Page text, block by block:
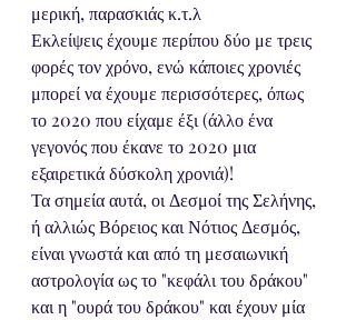
μερική, παρασκιάς κ.τ.λ
Εκλείψεις έχουμε περίπου δύο με τρεις
φορές τον χρόνο, ενώ κάποιες χρονιές
μπορεί να έχουμε περισσότερες, όπως
το 2020 που είχαμε έξι (άλλο ένα
γεγονός που έκανε το 2020 μια
εξαιρετικά δύσκολη χρονιά)!
Τα σημεία αυτά, οι Δεσμοί της Σελήνης,
ή αλλιώς Βόρειος και Νότιος Δεσμός,
είναι γνωστά και από τη μεσαιωνική
αστρολογία ως το "κεφάλι του δράκου"
και η "ουρά του δράκου" και έχουν μία